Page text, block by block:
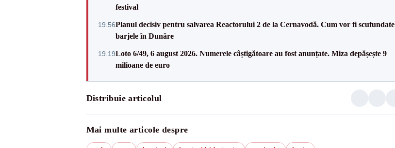
festival
19:56Planul decisiv pentru salvarea Reactorului 2 de la Cernavodă. Cum vor fi scufundate
barjele în Dunăre
19:19Loto 6/49, 6 august 2026. Numerele câștigătoare au fost anunțate. Miza depășește 9
milioane de euro
Distribuie articolul
Mai multe articole despre